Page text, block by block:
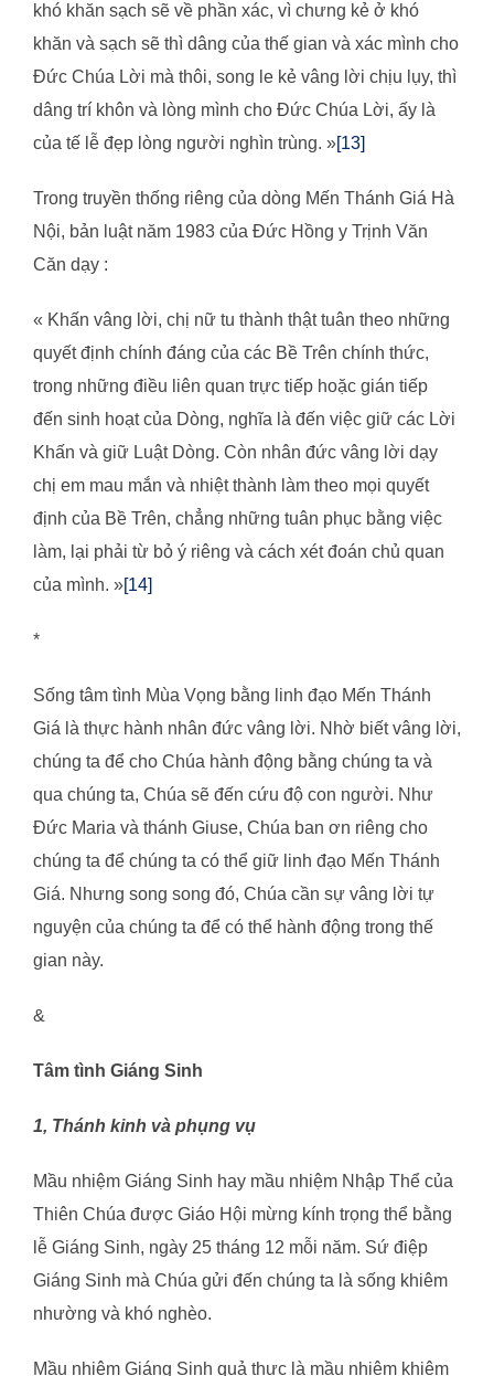
khó khăn sạch sẽ về phần xác, vì chưng kẻ ở khó
khăn và sạch sẽ thì dâng của thế gian và xác mình cho
Đức Chúa Lời mà thôi, song le kẻ vâng lời chịu lụy, thì
dâng trí khôn và lòng mình cho Đức Chúa Lời, ấy là
của tế lễ đẹp lòng người nghìn trùng. »[13]
Trong truyền thống riêng của dòng Mến Thánh Giá Hà
Nội, bản luật năm 1983 của Đức Hồng y Trịnh Văn
Căn dạy :
« Khấn vâng lời, chị nữ tu thành thật tuân theo những
quyết định chính đáng của các Bề Trên chính thức,
trong những điều liên quan trực tiếp hoặc gián tiếp
đến sinh hoạt của Dòng, nghĩa là đến việc giữ các Lời
Khấn và giữ Luật Dòng. Còn nhân đức vâng lời dạy
chị em mau mắn và nhiệt thành làm theo mọi quyết
định của Bề Trên, chẳng những tuân phục bằng việc
làm, lại phải từ bỏ ý riêng và cách xét đoán chủ quan
của mình. »[14]
*
Sống tâm tình Mùa Vọng bằng linh đạo Mến Thánh
Giá là thực hành nhân đức vâng lời. Nhờ biết vâng lời,
chúng ta để cho Chúa hành động bằng chúng ta và
qua chúng ta, Chúa sẽ đến cứu độ con người. Như
Đức Maria và thánh Giuse, Chúa ban ơn riêng cho
chúng ta để chúng ta có thể giữ linh đạo Mến Thánh
Giá. Nhưng song song đó, Chúa cần sự vâng lời tự
nguyện của chúng ta để có thể hành động trong thế
gian này.
&
Tâm tình Giáng Sinh
1, Thánh kinh và phụng vụ
Mầu nhiệm Giáng Sinh hay mầu nhiệm Nhập Thể của
Thiên Chúa được Giáo Hội mừng kính trọng thể bằng
lễ Giáng Sinh, ngày 25 tháng 12 mỗi năm. Sứ điệp
Giáng Sinh mà Chúa gửi đến chúng ta là sống khiêm
nhường và khó nghèo.
Mầu nhiệm Giáng Sinh quả thực là mầu nhiệm khiêm